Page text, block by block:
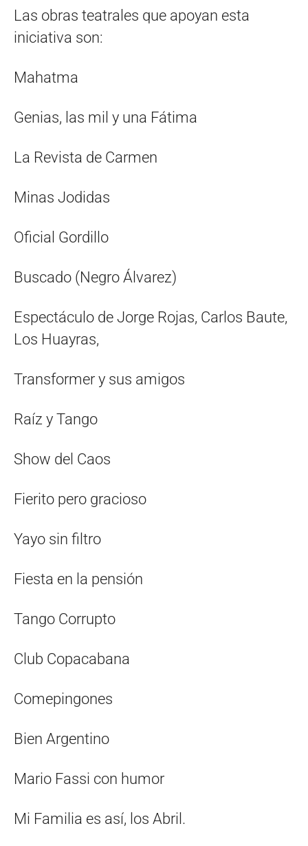
Las obras teatrales que apoyan esta
iniciativa son:
Mahatma
Genias, las mil y una Fátima
La Revista de Carmen
Minas Jodidas
Oficial Gordillo
Buscado (Negro Álvarez)
Espectáculo de Jorge Rojas, Carlos Baute,
Los Huayras,
Transformer y sus amigos
Raíz y Tango
Show del Caos
Fierito pero gracioso
Yayo sin filtro
Fiesta en la pensión
Tango Corrupto
Club Copacabana
Comepingones
Bien Argentino
Mario Fassi con humor
Mi Familia es así, los Abril.